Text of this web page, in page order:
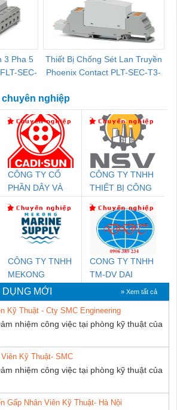
3 Pha 5
SEC-
Thiết Bị Chống Sét Lan Truyền
Phoenix Contact PLT-SEC-T3-
chuyên nghiệp
CÔNG TY CỔ
PHẦN DÂY VÀ
THƯỢNG ĐÌNH
CÔNG TY TNHH
THIẾT BỊ CÔNG
SETSUBI VIỆT
NAM
CÔNG TY TNHH
MEKONG
MARINE
SUPPLY
CONG TY TNHH
TM-DV DAI
DONG THANH
MỚI » Xem tất cả
Kỹ Thuật - Cty SMC Engineering
nhiệm công việc tại phòng kỹ thuật của
Kỹ Thuật- SMC
nhiệm công việc tại phòng kỹ thuật của
Gấp Nhân Viên Kỹ Thuật- Hà Nội